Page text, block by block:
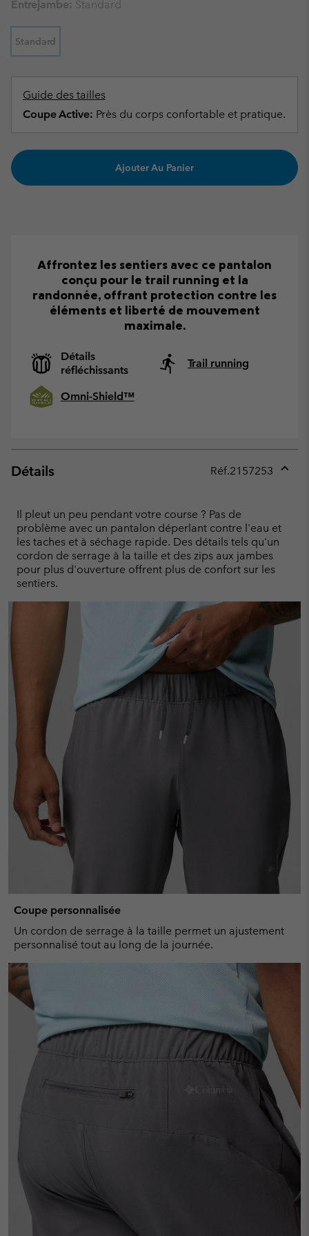
Entrejambe: Standard
Standard
Guide des tailles
Coupe Active: Près du corps confortable et pratique.
Ajouter Au Panier
Affrontez les sentiers avec ce pantalon
conçu pour le trail running et la
randonnée, offrant protection contre les
éléments et liberté de mouvement
maximale.
Détails
réfléchissants
Trail running
Omni-Shield™
Détails Réf.2157253
Il pleut un peu pendant votre course ? Pas de
problème avec un pantalon déperlant contre l'eau et
les taches et à séchage rapide. Des détails tels qu'un
cordon de serrage à la taille et des zips aux jambes
pour plus d'ouverture offrent plus de confort sur les
sentiers.
Coupe personnalisée
Un cordon de serrage à la taille permet un ajustement
personnalisé tout au long de la journée.